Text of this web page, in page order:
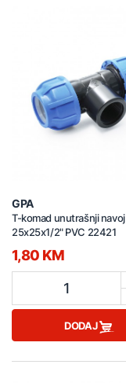
GPA
T-komad unutrašnji navoj
25x25x1/2" PVC 22421
1,80 KM
1
DODAJ